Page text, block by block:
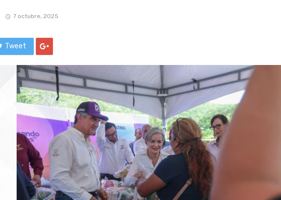
7 octubre, 2025
Tweet